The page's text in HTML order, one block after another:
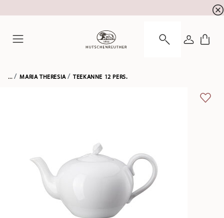
... MARIA THERESIA TEEKANNE 12 PERS.
ADD